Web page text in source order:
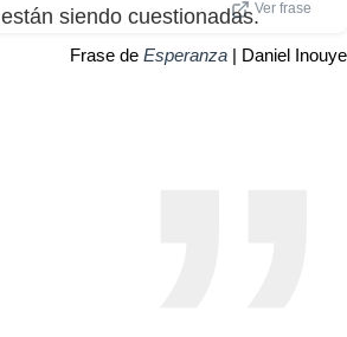
siendo cuestionadas.Ver frase
Frase de Esperanza | Daniel Inouye